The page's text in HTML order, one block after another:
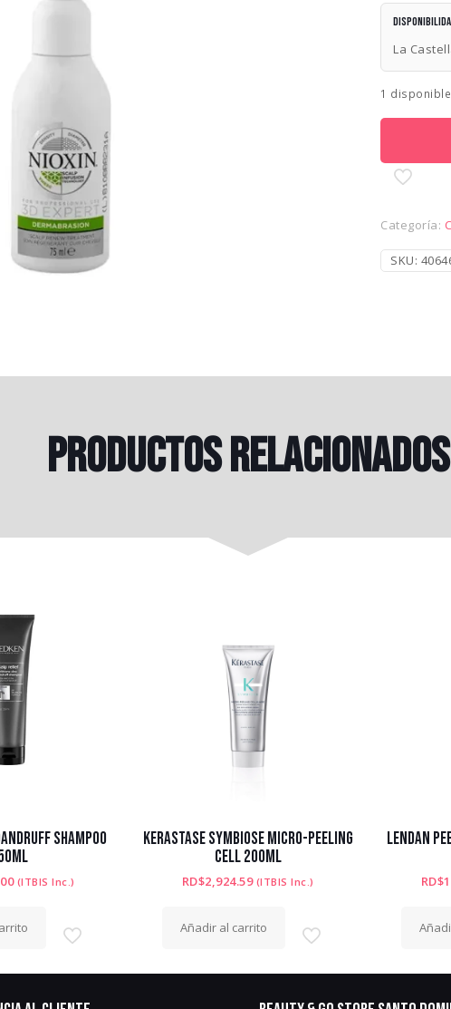
La
1
Categoría:
SKU:
Productos relacionados
SHAMPOO
(ITBIS Inc.)
KERASTASE SYMBIOSE MICRO-PEELING
CELL 200ML
RD$2,924.59 (ITBIS Inc.)
Añadir al carrito
LENDAN
RD$